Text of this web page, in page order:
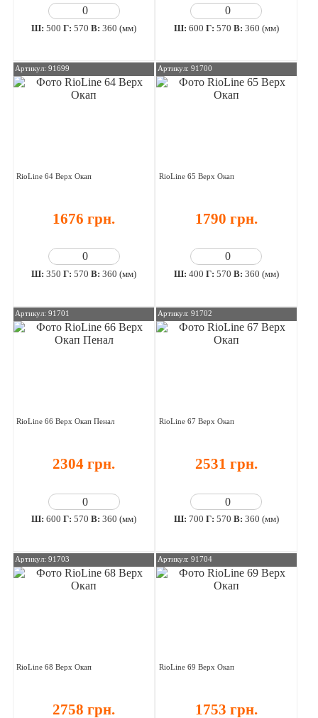
Ш:500 Г:570 В:360 (мм) Ш: 600 Г: 570 В: 360 (мм)
Артикул: 91699
RioLine 64 Верх Окап
1676 грн.
Ш:350 Г:570 В:360 (мм)
Артикул: 91700
RioLine 65 Верх Окап
1790 грн.
Ш: 400 Г: 570 В: 360 (мм)
Артикул: 91701
RioLine 66 Верх Окап Пенал
2304 грн.
Ш:600 Г:570 В:360 (мм)
Артикул: 91702
RioLine 67 Верх Окап
2531 грн.
Ш: 700 Г: 570 В: 360 (мм)
Артикул: 91703
RioLine 68 Верх Окап
2758 грн.
Артикул: 91704
RioLine 69 Верх Окап
1753 грн.